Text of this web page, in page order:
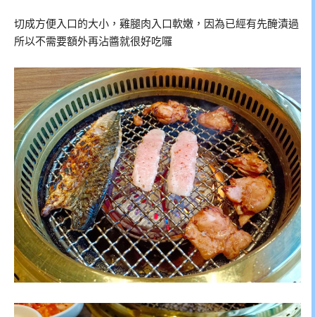
切成方便入口的大小，雞腿肉入口軟嫩，因為已經有先醃漬過
所以不需要額外再沾醬就很好吃囉